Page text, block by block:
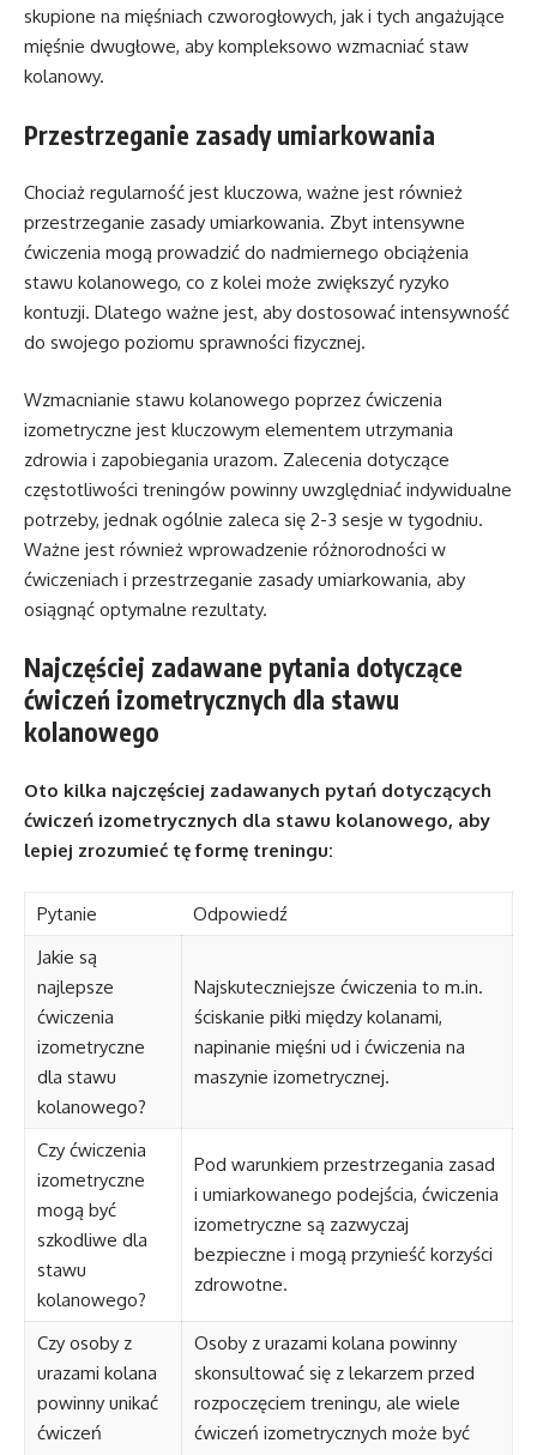
skupione na mięśniach czworogłowych, jak i tych angażujące
mięśnie dwugłowe, aby kompleksowo wzmacniać staw
kolanowy.
Przestrzeganie zasady umiarkowania
Chociaż regularność jest kluczowa, ważne jest również
przestrzeganie zasady umiarkowania. Zbyt intensywne
ćwiczenia mogą prowadzić do nadmiernego obciążenia
stawu kolanowego, co z kolei może zwiększyć ryzyko
kontuzji. Dlatego ważne jest, aby dostosować intensywność
do swojego poziomu sprawności fizycznej.
Wzmacnianie stawu kolanowego poprzez ćwiczenia
izometryczne jest kluczowym elementem utrzymania
zdrowia i zapobiegania urazom. Zalecenia dotyczące
częstotliwości treningów powinny uwzględniać indywidualne
potrzeby, jednak ogólnie zaleca się 2-3 sesje w tygodniu.
Ważne jest również wprowadzenie różnorodności w
ćwiczeniach i przestrzeganie zasady umiarkowania, aby
osiągnąć optymalne rezultaty.
Najczęściej zadawane pytania dotyczące
ćwiczeń izometrycznych dla stawu
kolanowego
Oto kilka najczęściej zadawanych pytań dotyczących
ćwiczeń izometrycznych dla stawu kolanowego, aby
lepiej zrozumieć tę formę treningu:
Pytanie
Odpowiedź
Jakie są
najlepsze
ćwiczenia
izometryczne
dla stawu
kolanowego?
Najskuteczniejsze ćwiczenia to m.in.
ściskanie piłki między kolanami,
napinanie mięśni ud i ćwiczenia na
maszynie izometrycznej.
Czy ćwiczenia
izometryczne
mogą być
szkodliwe dla
stawu
kolanowego?
Pod warunkiem przestrzegania zasad
i umiarkowanego podejścia, ćwiczenia
izometryczne są zazwyczaj
bezpieczne i mogą przynieść korzyści
zdrowotne.
Czy osoby z
urazami kolana
powinny unikać
ćwiczeń
Osoby z urazami kolana powinny
skonsultować się z lekarzem przed
rozpoczęciem treningu, ale wiele
ćwiczeń izometrycznych może być